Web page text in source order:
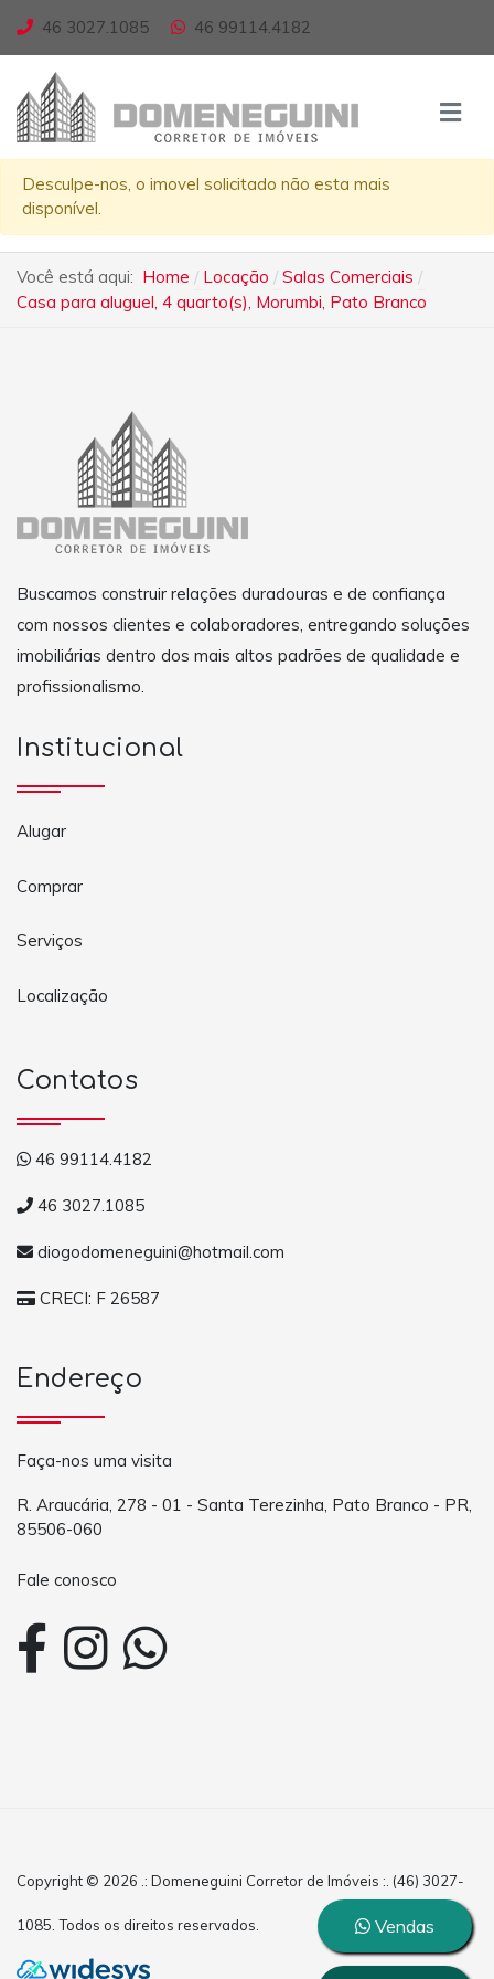
46 3027.1085 46 99114.4182
Desculpe-nos, o imovel solicitado não esta mais
disponível.
Você está aqui: Home Locação
Salas Comerciais
Casa para aluguel, 4 quarto(s), Morumbi, Pato Branco
Buscamos construir relações duradouras e de confiança
com nossos clientes e colaboradores, entregando soluções
imobiliárias dentro dos mais altos padrões de qualidade e
profissionalismo.
Institucional
Alugar
Comprar
Serviços
Localização
Contatos
46 99114.4182
46 3027.1085
diogodomeneguini@hotmail.com
CRECI: F 26587
Endereço
Faça-nos uma visita
R. Araucária, 278 - 01 - Santa Terezinha, Pato Branco - PR,
85506-060
Fale conosco
Copyright © 2026 .: Domeneguini Corretor de Imóveis :. (46) 3027-
1085. Todos os direitos reservados. Vendas